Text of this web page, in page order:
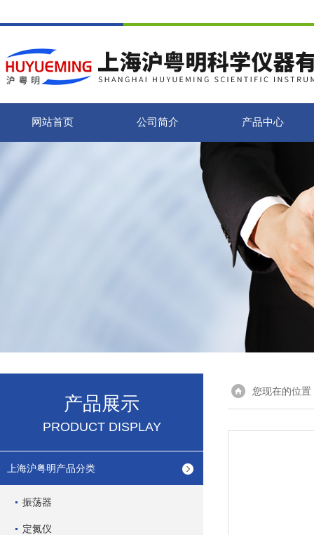
网站首页 公司简介 产品中心
产品展示
PRODUCT DISPLAY
上海沪粤明产品分类
振荡器
定氮仪
您现在的位置